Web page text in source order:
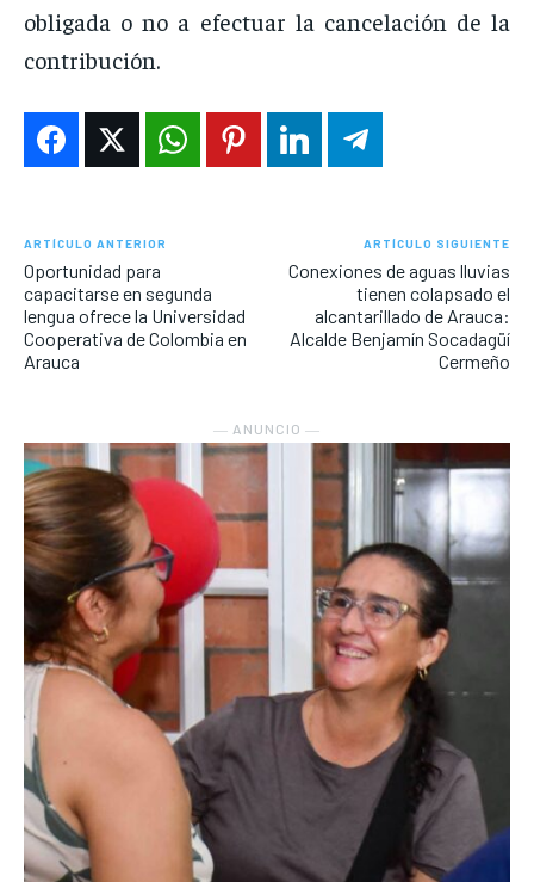
obligada o no a efectuar la cancelación de la
contribución.
ARTÍCULO ANTERIOR
Oportunidad para
capacitarse en segunda
lengua ofrece la Universidad
Cooperativa de Colombia en
Arauca
ARTÍCULO SIGUIENTE
Conexiones de aguas lluvias
tienen colapsado el
alcantarillado de Arauca:
Alcalde Benjamín Socadagüí
Cermeño
― ANUNCIO ―